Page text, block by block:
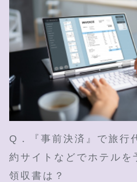
Q．『事前決済』で旅行
約サイトなどでホテルを
領収書は？